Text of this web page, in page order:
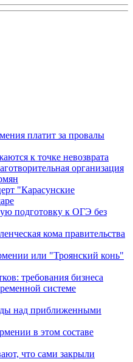
платит за провалы
к точке невозврата
организация
"Карасунские
подготовку к ОГЭ без
кома правительства
или "Троянский конь"
требования бизнеса
системе
над приближенными
в этом составе
что сами закрыли